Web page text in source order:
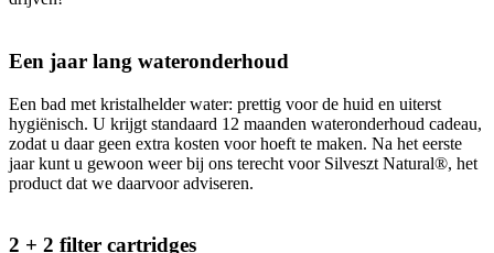
Een jaar lang wateronderhoud
Een bad met kristalhelder water: prettig voor de huid en uiterst
hygiënisch. U krijgt standaard 12 maanden wateronderhoud cadeau,
zodat u daar geen extra kosten voor hoeft te maken. Na het eerste
jaar kunt u gewoon weer bij ons terecht voor Silveszt Natural®, het
product dat we daarvoor adviseren.
2 + 2 filter cartridges